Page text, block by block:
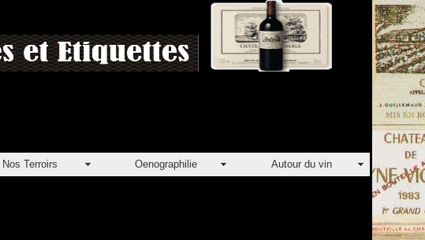
Nos Terroirs Oenographilie Autour du vin